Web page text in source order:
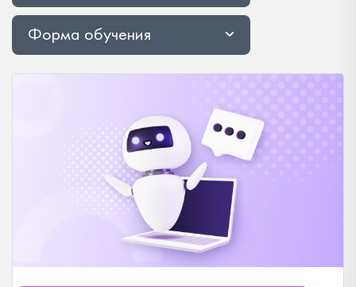
Форма обучения